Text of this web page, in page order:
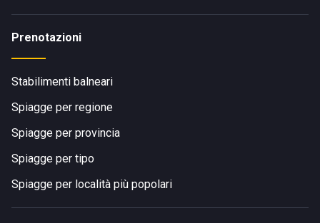
Prenotazioni
Stabilimenti balneari
Spiagge per regione
Spiagge per provincia
Spiagge per tipo
Spiagge per località più popolari